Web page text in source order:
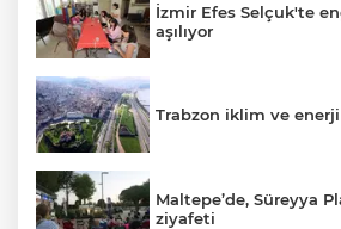
İzmir Efes Selçuk'te
aşılıyor
Trabzon iklim ve enerji
Maltepe’de, Süreyya
ziyafeti